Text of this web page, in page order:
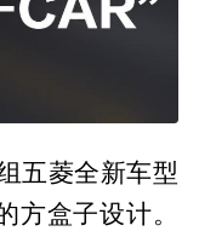
五菱全新车型
方盒子设计。